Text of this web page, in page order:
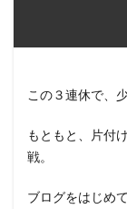
この３連休で、
もともと、片付
戦。
ブログをはじめ